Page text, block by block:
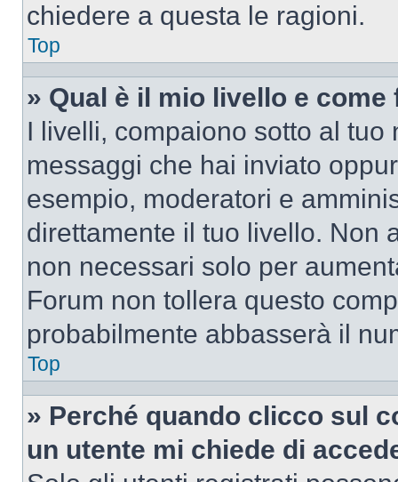
chiedere a questa le ragioni.
Top
» Qual è il mio livello e
I livelli, compaiono sotto al
messaggi che hai inviato
esempio, moderatori e
direttamente il tuo livello. Non
non necessari solo per
Forum non tollera questo
probabilmente abbasserà il
Top
» Perché quando clicco sul
un utente mi chiede di